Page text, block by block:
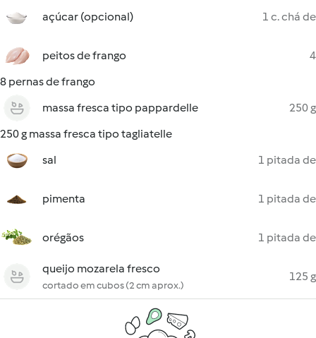
açúcar (opcional)
1 c. chá de
peitos de frango
4
8 pernas de frango
massa fresca tipo pappardelle
250 g
250 g massa fresca tipo tagliatelle
sal
1 pitada de
pimenta 1 pitada de
orégãos 1 pitada de
queijo mozarela fresco
cortado em cubos (2 cm aprox.)
125 g